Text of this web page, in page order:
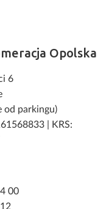
Opolska
6
od parkingu)
|
KRS:
00